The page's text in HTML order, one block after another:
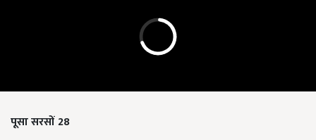
पूसा सरसों 28